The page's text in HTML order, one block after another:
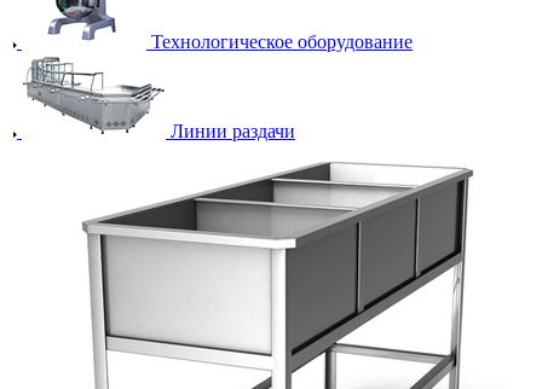
Технологическое оборудование
Линии раздачи